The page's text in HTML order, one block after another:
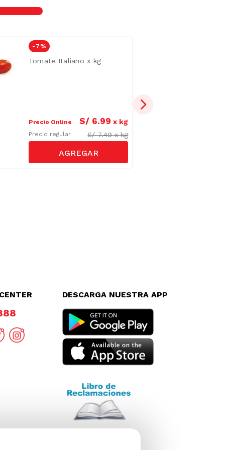
- 7 %
Tomate Italiano x kg
Precio Online S/ 6.99 x kg
Precio regular S/7.49xkg
DESCARGA NUESTRA APP